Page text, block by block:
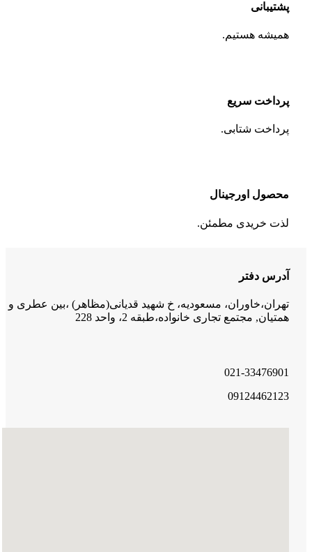
پشتیبانی
همیشه هستیم.
پرداخت سریع
پرداخت شتابی.
محصول اورجینال
لذت خریدی مطمئن.
آدرس دفتر
تهران،خاوران، مسعودیه، خ شهید قدیانی(مظاهر) ،بین عطری و
همتیان, مجتمع تجاری خانواده،طبقه 2، واحد 228
021-33476901
09124462123